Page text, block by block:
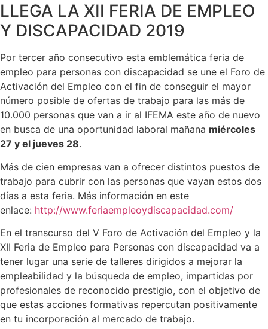
LLEGA LA XII FERIA DE EMPLEO
Y DISCAPACIDAD 2019
Por tercer año consecutivo esta emblemática feria de
empleo para personas con discapacidad se une el Foro de
Activación del Empleo con el fin de conseguir el mayor
número posible de ofertas de trabajo para las más de
10.000 personas que van a ir al IFEMA este año de nuevo
en busca de una oportunidad laboral mañana miércoles
27 y el jueves 28.
Más de cien empresas van a ofrecer distintos puestos de
trabajo para cubrir con las personas que vayan estos dos
días a esta feria. Más información en este
enlace: http://www.feriaempleoydiscapacidad.com/
En el transcurso del V Foro de Activación del Empleo y la
XII Feria de Empleo para Personas con discapacidad va a
tener lugar una serie de talleres dirigidos a mejorar la
empleabilidad y la búsqueda de empleo, impartidas por
profesionales de reconocido prestigio, con el objetivo de
que estas acciones formativas repercutan positivamente
en tu incorporación al mercado de trabajo.